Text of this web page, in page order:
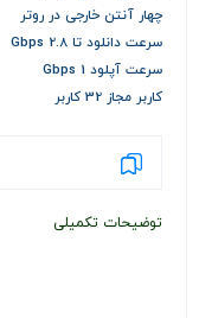
چهار آنتن خارجی در روتر
سرعت دانلود تا 2.8 Gbps
سرعت آپلود 1 Gbps
کاربر مجاز 32 کاربر
توضیحات تکمیلی